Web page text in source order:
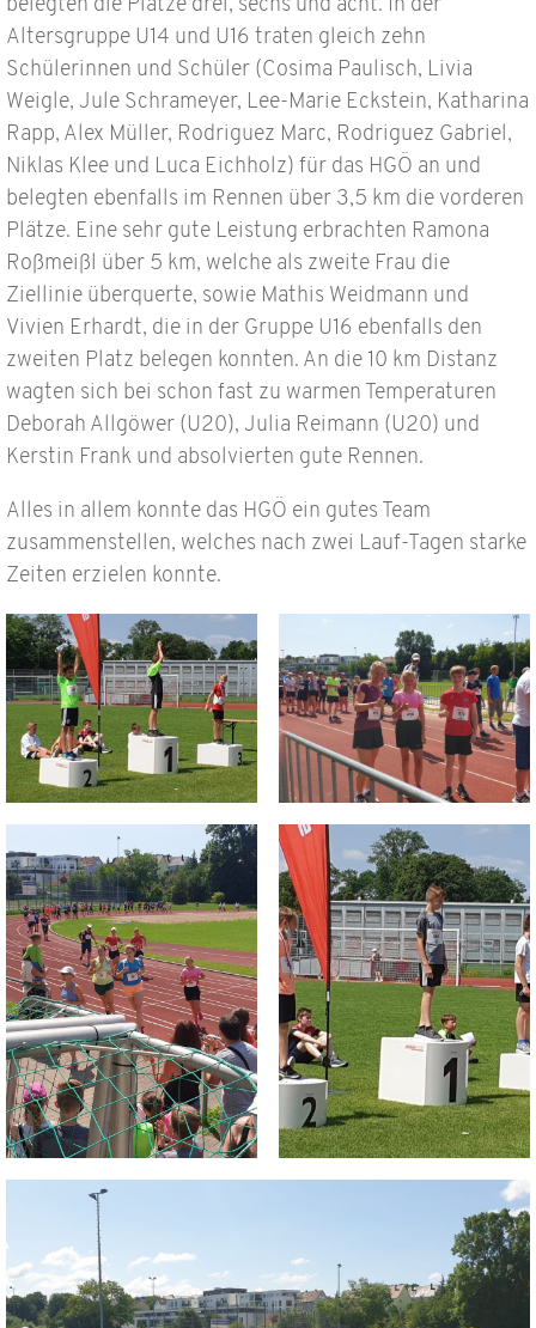
belegten die Plätze drei, sechs und acht. In der
Altersgruppe U14 und U16 traten gleich zehn
Schülerinnen und Schüler (Cosima Paulisch, Livia
Weigle, Jule Schrameyer, Lee-Marie Eckstein, Katharina
Rapp, Alex Müller, Rodriguez Marc, Rodriguez Gabriel,
Niklas Klee und Luca Eichholz) für das HGÖ an und
belegten ebenfalls im Rennen über 3,5 km die vorderen
Plätze. Eine sehr gute Leistung erbrachten Ramona
Roßmeißl über 5 km, welche als zweite Frau die
Ziellinie überquerte, sowie Mathis Weidmann und
Vivien Erhardt, die in der Gruppe U16 ebenfalls den
zweiten Platz belegen konnten. An die 10 km Distanz
wagten sich bei schon fast zu warmen Temperaturen
Deborah Allgöwer (U20), Julia Reimann (U20) und
Kerstin Frank und absolvierten gute Rennen.
Alles in allem konnte das HGÖ ein gutes Team
zusammenstellen, welches nach zwei Lauf-Tagen starke
Zeiten erzielen konnte.